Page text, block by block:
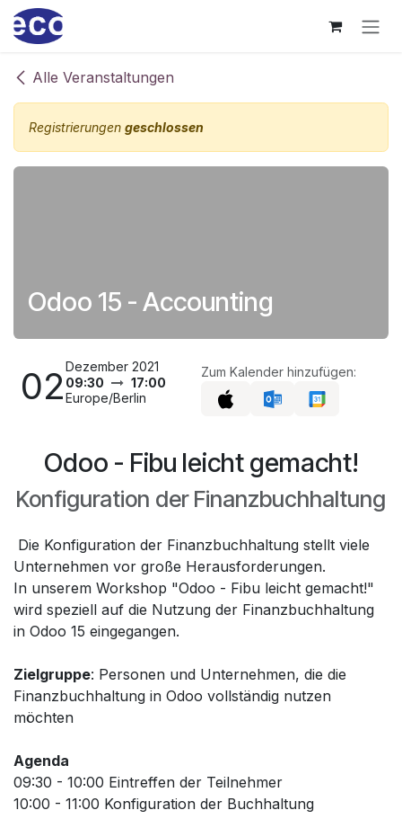
Zum Inhalt springen
Alle Veranstaltungen
Registrierungen geschlossen
Odoo 15 - Accounting
02Dezember 2021
09:30
17:00
Europe/Berlin
Zum Kalender hinzufügen:
Odoo - Fibu leicht gemacht!
Konfiguration der Finanzbuchhaltung
Die Konfiguration der Finanzbuchhaltung stellt viele
Unternehmen vor große Herausforderungen.
In unserem Workshop "Odoo - Fibu leicht gemacht!"
wird speziell auf die Nutzung der Finanzbuchhaltung
in Odoo 15 eingegangen.
Zielgruppe: Personen und Unternehmen, die die
Finanzbuchhaltung in Odoo vollständig nutzen
möchten
Agenda
09:30 - 10:00 Eintreffen der Teilnehmer
10:00 - 11:00 Konfiguration der Buchhaltung